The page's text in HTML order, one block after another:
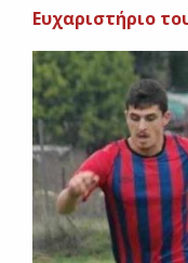
Eυχαριστήριο